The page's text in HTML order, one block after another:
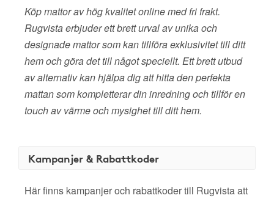
Köp mattor av hög kvalitet online med fri frakt.
Rugvista erbjuder ett brett urval av unika och
designade mattor som kan tillföra exklusivitet till ditt
hem och göra det till något speciellt. Ett brett utbud
av alternativ kan hjälpa dig att hitta den perfekta
mattan som kompletterar din inredning och tillför en
touch av värme och mysighet till ditt hem.
Kampanjer & Rabattkoder
Här finns kampanjer och rabattkoder till Rugvista att